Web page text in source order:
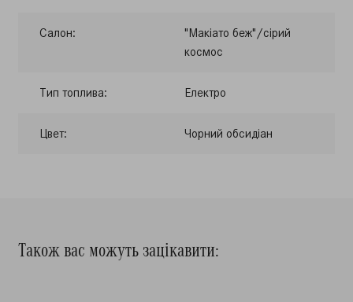
Салон:
"Макіато беж"/сірий
космос
Тип топлива: Електро
Цвет: Чорний обсидіан
Також вас можуть зацікавити: